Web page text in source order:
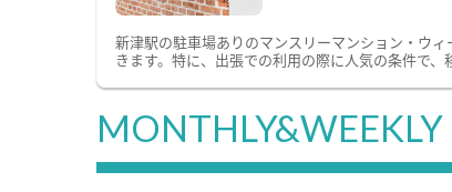
新津駅の駐車場ありのマンスリーマンション・ウ
きます。特に、出張での利用の際に人気の条件で、
MONTHLY&WEEKLY